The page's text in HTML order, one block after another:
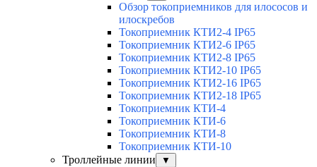
Обзор токоприемников для илососов и
илоскребов
Токоприемник КТИ2-4 IP65
Токоприемник КТИ2-6 IP65
Токоприемник КТИ2-8 IP65
Токоприемник КТИ2-10 IP65
Токоприемник КТИ2-16 IP65
Токоприемник КТИ2-18 IP65
Токоприемник КТИ-4
Токоприемник КТИ-6
Токоприемник КТИ-8
Токоприемник КТИ-10
Троллейные линии
▼